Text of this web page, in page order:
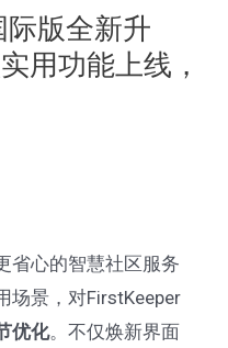
际版全新升
用功能上线，
省心的智慧社区服务
场景，对FirstKeeper
优化。不仅焕新界面